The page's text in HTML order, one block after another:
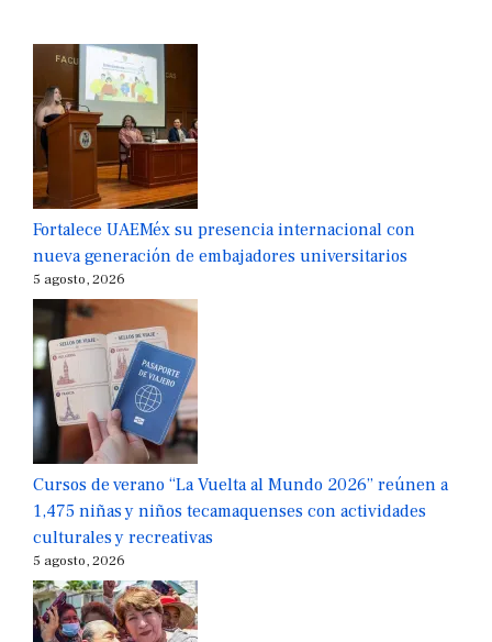
Fortalece UAEMéx su presencia internacional con
nueva generación de embajadores universitarios
5 agosto, 2026
Cursos de verano “La Vuelta al Mundo 2026” reúnen a
1,475 niñas y niños tecamaquenses con actividades
culturales y recreativas
5 agosto, 2026